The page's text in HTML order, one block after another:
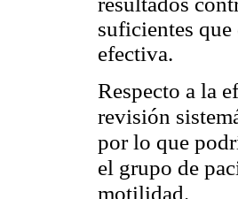
suficientes que
efectiva.
Respecto a la
revisión
por lo que
el grupo de
motilidad.